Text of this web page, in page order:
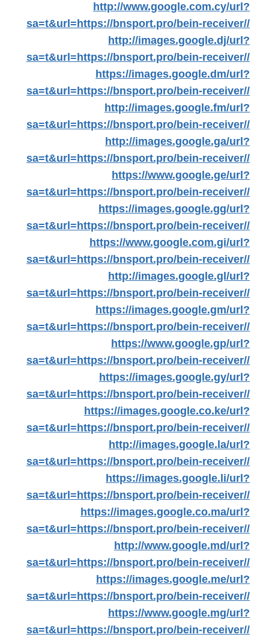
http://www.google.com.cy/url?
sa=t&url=https://bnsport.pro/bein-receiver//
http://images.google.dj/url?
sa=t&url=https://bnsport.pro/bein-receiver//
https://images.google.dm/url?
sa=t&url=https://bnsport.pro/bein-receiver//
http://images.google.fm/url?
sa=t&url=https://bnsport.pro/bein-receiver//
http://images.google.ga/url?
sa=t&url=https://bnsport.pro/bein-receiver//
https://www.google.ge/url?
sa=t&url=https://bnsport.pro/bein-receiver//
https://images.google.gg/url?
sa=t&url=https://bnsport.pro/bein-receiver//
https://www.google.com.gi/url?
sa=t&url=https://bnsport.pro/bein-receiver//
http://images.google.gl/url?
sa=t&url=https://bnsport.pro/bein-receiver//
https://images.google.gm/url?
sa=t&url=https://bnsport.pro/bein-receiver//
https://www.google.gp/url?
sa=t&url=https://bnsport.pro/bein-receiver//
https://images.google.gy/url?
sa=t&url=https://bnsport.pro/bein-receiver//
https://images.google.co.ke/url?
sa=t&url=https://bnsport.pro/bein-receiver//
http://images.google.la/url?
sa=t&url=https://bnsport.pro/bein-receiver//
https://images.google.li/url?
sa=t&url=https://bnsport.pro/bein-receiver//
https://images.google.co.ma/url?
sa=t&url=https://bnsport.pro/bein-receiver//
http://www.google.md/url?
sa=t&url=https://bnsport.pro/bein-receiver//
https://images.google.me/url?
sa=t&url=https://bnsport.pro/bein-receiver//
https://www.google.mg/url?
sa=t&url=https://bnsport.pro/bein-receiver//